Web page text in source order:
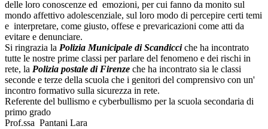
delle loro conoscenze ed emozioni, per cui fanno da monito sul
mondo affettivo adolescenziale, sul loro modo di percepire certi temi
e interpretare, come giusto, offese e prevaricazioni come atti da
evitare e denunciare.
Si ringrazia la Polizia Municipale di Scandicciche ha incontrato
tutte le nostre prime classi per parlare del fenomeno e dei rischi in
rete, la Polizia postale di Firenze che ha incontrato sia le classi
seconde e terze della scuola che i genitori del comprensivo con un'
incontro formativo sulla sicurezza in rete.
Referente del bullismo e cyberbullismo per la scuola secondaria di
primo grado
Prof.ssa Pantani Lara